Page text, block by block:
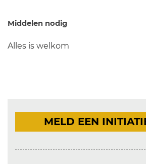
Middelen nodig
Alles is welkom
MELD EEN